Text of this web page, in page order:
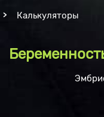
Калькуляторы